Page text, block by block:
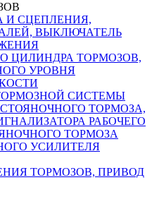
И СЦЕПЛЕНИЯ,
ВЫКЛЮЧАТЕЛЬ
ЦИЛИНДРА ТОРМОЗОВ,
УРОВНЯ
СИСТЕМЫ
ТОРМОЗА,
РАБОЧЕГО
ТОРМОЗА
УСИЛИТЕЛЯ
ТОРМОЗОВ, ПРИВОД